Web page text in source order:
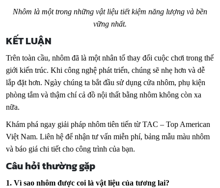
Nhôm là một trong những vật liệu tiết kiệm năng lượng và bền
vững nhất.
KẾT LUẬN
Trên toàn cầu, nhôm đã là một nhân tố thay đổi cuộc chơi trong thế
giới kiến trúc. Khi công nghệ phát triển, chúng sẽ nhẹ hơn và dễ
lắp đặt hơn. Ngày chúng ta bắt đầu sử dụng cửa nhôm, phụ kiện
phòng tắm và thậm chí cả đồ nội thất bằng nhôm không còn xa
nữa.
Khám phá ngay giải pháp nhôm tiên tiến từ TAC – Top American
Việt Nam. Liên hệ để nhận tư vấn miễn phí, bảng mẫu màu nhôm
và báo giá chi tiết cho công trình của bạn.
Câu hỏi thường gặp
1. Vì sao nhôm được coi là vật liệu của tương lai?